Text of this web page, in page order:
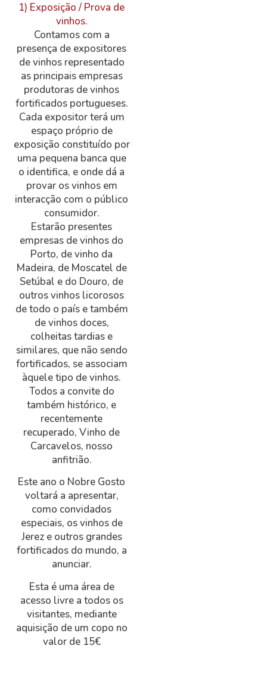
1) Exposição / Prova de
vinhos.
Contamos com a
presença de expositores
de vinhos representado
as principais empresas
produtoras de vinhos
fortificados portugueses.
Cada expositor terá um
espaço próprio de
exposição constituído por
uma pequena banca que
o identifica, e onde dá a
provar os vinhos em
interacção com o público
consumidor.
Estarão presentes
empresas de vinhos do
Porto, de vinho da
Madeira, de Moscatel de
Setúbal e do Douro, de
outros vinhos licorosos
de todo o país e também
de vinhos doces,
colheitas tardias e
similares, que não sendo
fortificados, se associam
àquele tipo de vinhos.
Todos a convite do
também histórico, e
recentemente
recuperado, Vinho de
Carcavelos, nosso
anfitrião.
Este ano o Nobre Gosto
voltará a apresentar,
como convidados
especiais, os vinhos de
Jerez e outros grandes
fortificados do mundo, a
anunciar.
Esta é uma área de
acesso livre a todos os
visitantes, mediante
aquisição de um copo no
valor de 15€